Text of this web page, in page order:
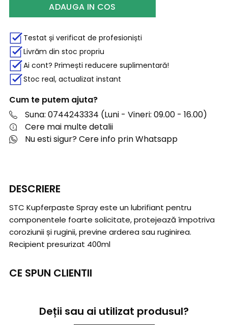
ADAUGA IN COS
Testat și verificat de profesioniști
Livrăm din stoc propriu
Ai cont? Primești reducere suplimentară!
Stoc real, actualizat instant
Cum te putem ajuta?
Suna: 0744243334 (Luni - Vineri: 09.00 - 16.00)
Cere mai multe detalii
Nu esti sigur? Cere info prin Whatsapp
DESCRIERE
STC Kupferpaste Spray este un lubrifiant pentru
componentele foarte solicitate, protejează împotriva
coroziunii și ruginii, previne arderea sau ruginirea.
Recipient presurizat 400ml
CE SPUN CLIENTII
Deții sau ai utilizat produsul?